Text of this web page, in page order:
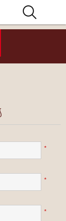
*
*
*